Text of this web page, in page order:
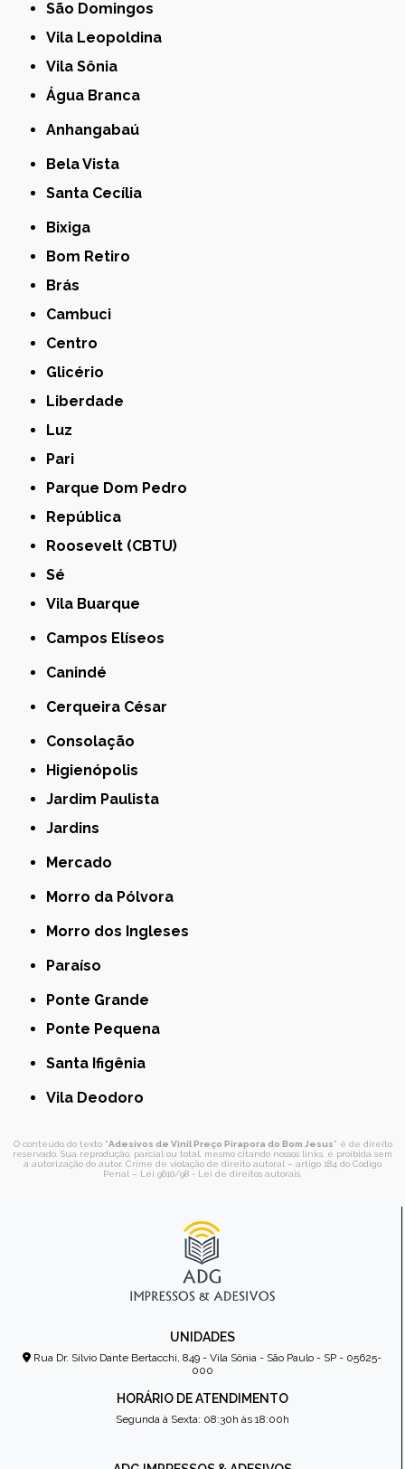
São Domingos
Vila Leopoldina
Vila Sônia
Água Branca
Anhangabaú
Bela Vista
Santa Cecília
Bixiga
Bom Retiro
Brás
Cambuci
Centro
Glicério
Liberdade
Luz
Pari
Parque Dom Pedro
República
Roosevelt (CBTU)
Sé
Vila Buarque
Campos Elíseos
Canindé
Cerqueira César
Consolação
Higienópolis
Jardim Paulista
Jardins
Mercado
Morro da Pólvora
Morro dos Ingleses
Paraíso
Ponte Grande
Ponte Pequena
Santa Ifigênia
Vila Deodoro
O conteúdo do texto "Adesivos de Vinil Preço Pirapora do Bom Jesus" é de direito
reservado. Sua reprodução, parcial ou total, mesmo citando nossos links, é proibida sem
a autorização do autor. Crime de violação de direito autoral – artigo 184 do Código
Penal – Lei 9610/98 - Lei de direitos autorais.
UNIDADES
Rua Dr. Sílvio Dante Bertacchi, 849 - Vila Sônia - São Paulo - SP - 05625-
000
HORÁRIO DE ATENDIMENTO
Segunda à Sexta: 08:30h às 18:00h